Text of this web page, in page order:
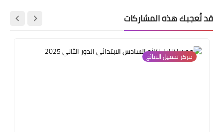
قد تُعجبك هذه المشاركات
مركز تحميل النتائج